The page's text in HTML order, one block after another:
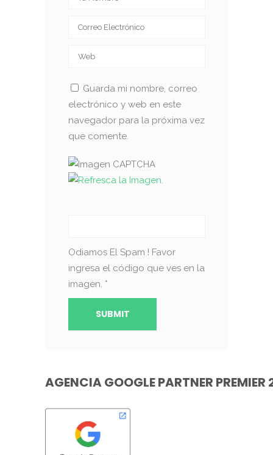
Guarda mi nombre, correo
electrónico y web en este
navegador para la próxima vez
que comente.
Odiamos El Spam ! Favor
ingresa el código que ves en la
imagen. *
AGENCIA GOOGLE PARTNER PREMIER